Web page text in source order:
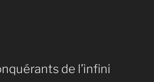
de l’infini